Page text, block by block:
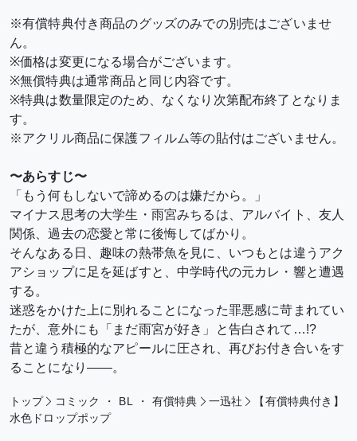
※有償特典付き商品のグッズのみでの別売はございませ
ん。
※価格は変更になる場合がございます。
※無償特典は通常商品と同じ内容です。
※特典は数量限定のため、なくなり次第配布終了となりま
す。
※アクリル商品に保護フィルム等の貼付はございません。
〜あらすじ〜
「もう何もしないで諦めるのは嫌だから。」
マイナス思考の大学生・雨宮みちるは、アルバイト、友人
関係、過去の恋愛と常に後悔してばかり。
そんなある日、趣味の熱帯魚を見に、いつもとは違うアク
アショップに足を延ばすと、中学時代の元カレ・響と遭遇
する。
迷惑をかけた上に別れることになった罪悪感に苛まれてい
たが、意外にも「まだ雨宮が好き」と告白されて…!?
昔と違う積極的なアピールに圧され、再びお付き合いをす
ることになり――。
トップ コミック ・ BL ・ 有償特典 一迅社
【有償特典付き】
水色ドロップポップ